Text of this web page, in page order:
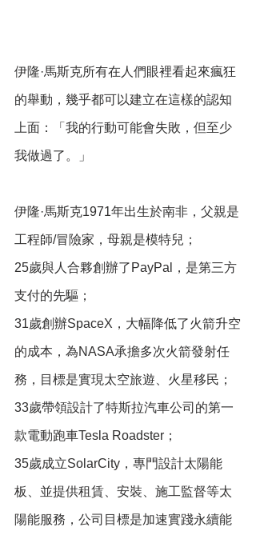
伊隆·馬斯克所有在人們眼裡看起來瘋狂
的舉動，幾乎都可以建立在這樣的認知
上面：「我的行動可能會失敗，但至少
我做過了。」
伊隆·馬斯克1971年出生於南非，父親是
工程師/冒險家，母親是模特兒；
25歲與人合夥創辦了PayPal，是第三方
支付的先驅；
31歲創辦SpaceX，大幅降低了火箭升空
的成本，為NASA承擔多次火箭發射任
務，目標是實現太空旅遊、火星移民；
33歲帶領設計了特斯拉汽車公司的第一
款電動跑車Tesla Roadster；
35歲成立SolarCity，專門設計太陽能
板、並提供租賃、安裝、施工監督等太
陽能服務，公司目標是加速實踐永續能